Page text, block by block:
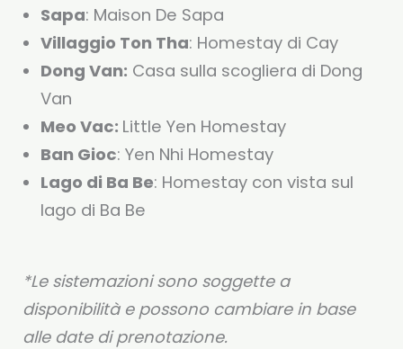
Sapa: Maison De Sapa
Villaggio Ton Tha: Homestay di Cay
Dong Van: Casa sulla scogliera di Dong
Van
Meo Vac: Little Yen Homestay
Ban Gioc: Yen Nhi Homestay
Lago di Ba Be: Homestay con vista sul
lago di Ba Be
*Le sistemazioni sono soggette a
disponibilità e possono cambiare in base
alle date di prenotazione.